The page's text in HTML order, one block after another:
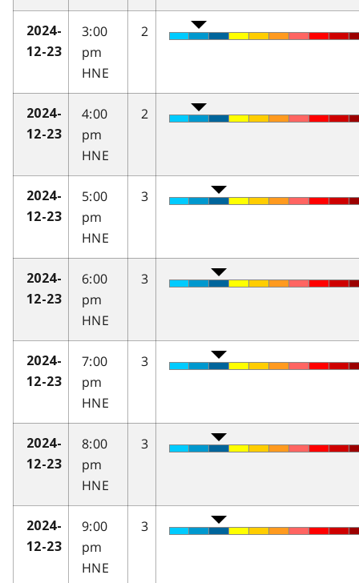
2024-
12-23
3:00
pm
HNE
2
2024-
12-23
4:00
pm
HNE
2
2024-
12-23
5:00
pm
HNE
3
2024-
12-23
6:00
pm
HNE
3
2024-
12-23
7:00
pm
HNE
3
2024-
12-23
8:00
pm
HNE
3
2024-
12-23
9:00
pm
HNE
3